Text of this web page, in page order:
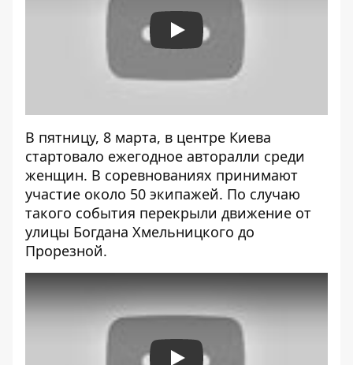
Play
В пятницу, 8 марта, в центре Киева
стартовало ежегодное авторалли среди
женщин. В соревнованиях принимают
участие около 50 экипажей. По случаю
такого события перекрыли движение от
улицы Богдана Хмельницкого до
Прорезной.